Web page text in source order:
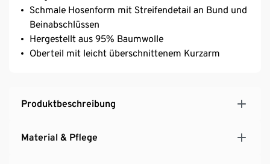
Schmale Hosenform mit Streifendetail an Bund und
Beinabschlüssen
Hergestellt aus 95% Baumwolle
Oberteil mit leicht überschnittenem Kurzarm
Produktbeschreibung
Material & Pflege